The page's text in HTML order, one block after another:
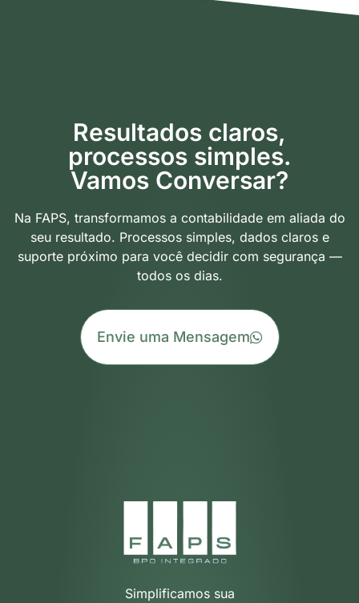
Resultados claros,
processos simples.
Vamos Conversar?
Na FAPS, transformamos a contabilidade em aliada do
seu resultado. Processos simples, dados claros e
suporte próximo para você decidir com segurança —
todos os dias.
Envie uma Mensagem
Simplificamos sua